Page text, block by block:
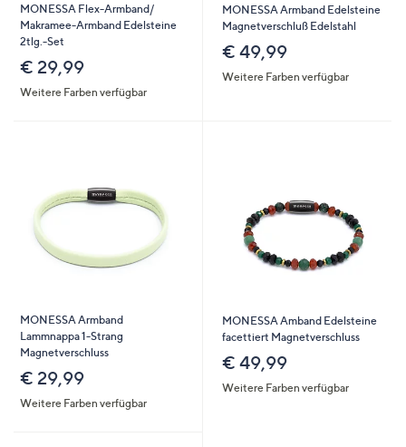
MONESSA Flex-Armband/
Makramee-Armband Edelsteine
2tlg.-Set
€ 29,99
Weitere Farben verfügbar
MONESSA Armband Edelsteine
Magnetverschluß Edelstahl
€ 49,99
Weitere Farben verfügbar
MONESSA Armband
Lammnappa 1-Strang
Magnetverschluss
€ 29,99
Weitere Farben verfügbar
MONESSA Amband Edelsteine
facettiert Magnetverschluss
€ 49,99
Weitere Farben verfügbar